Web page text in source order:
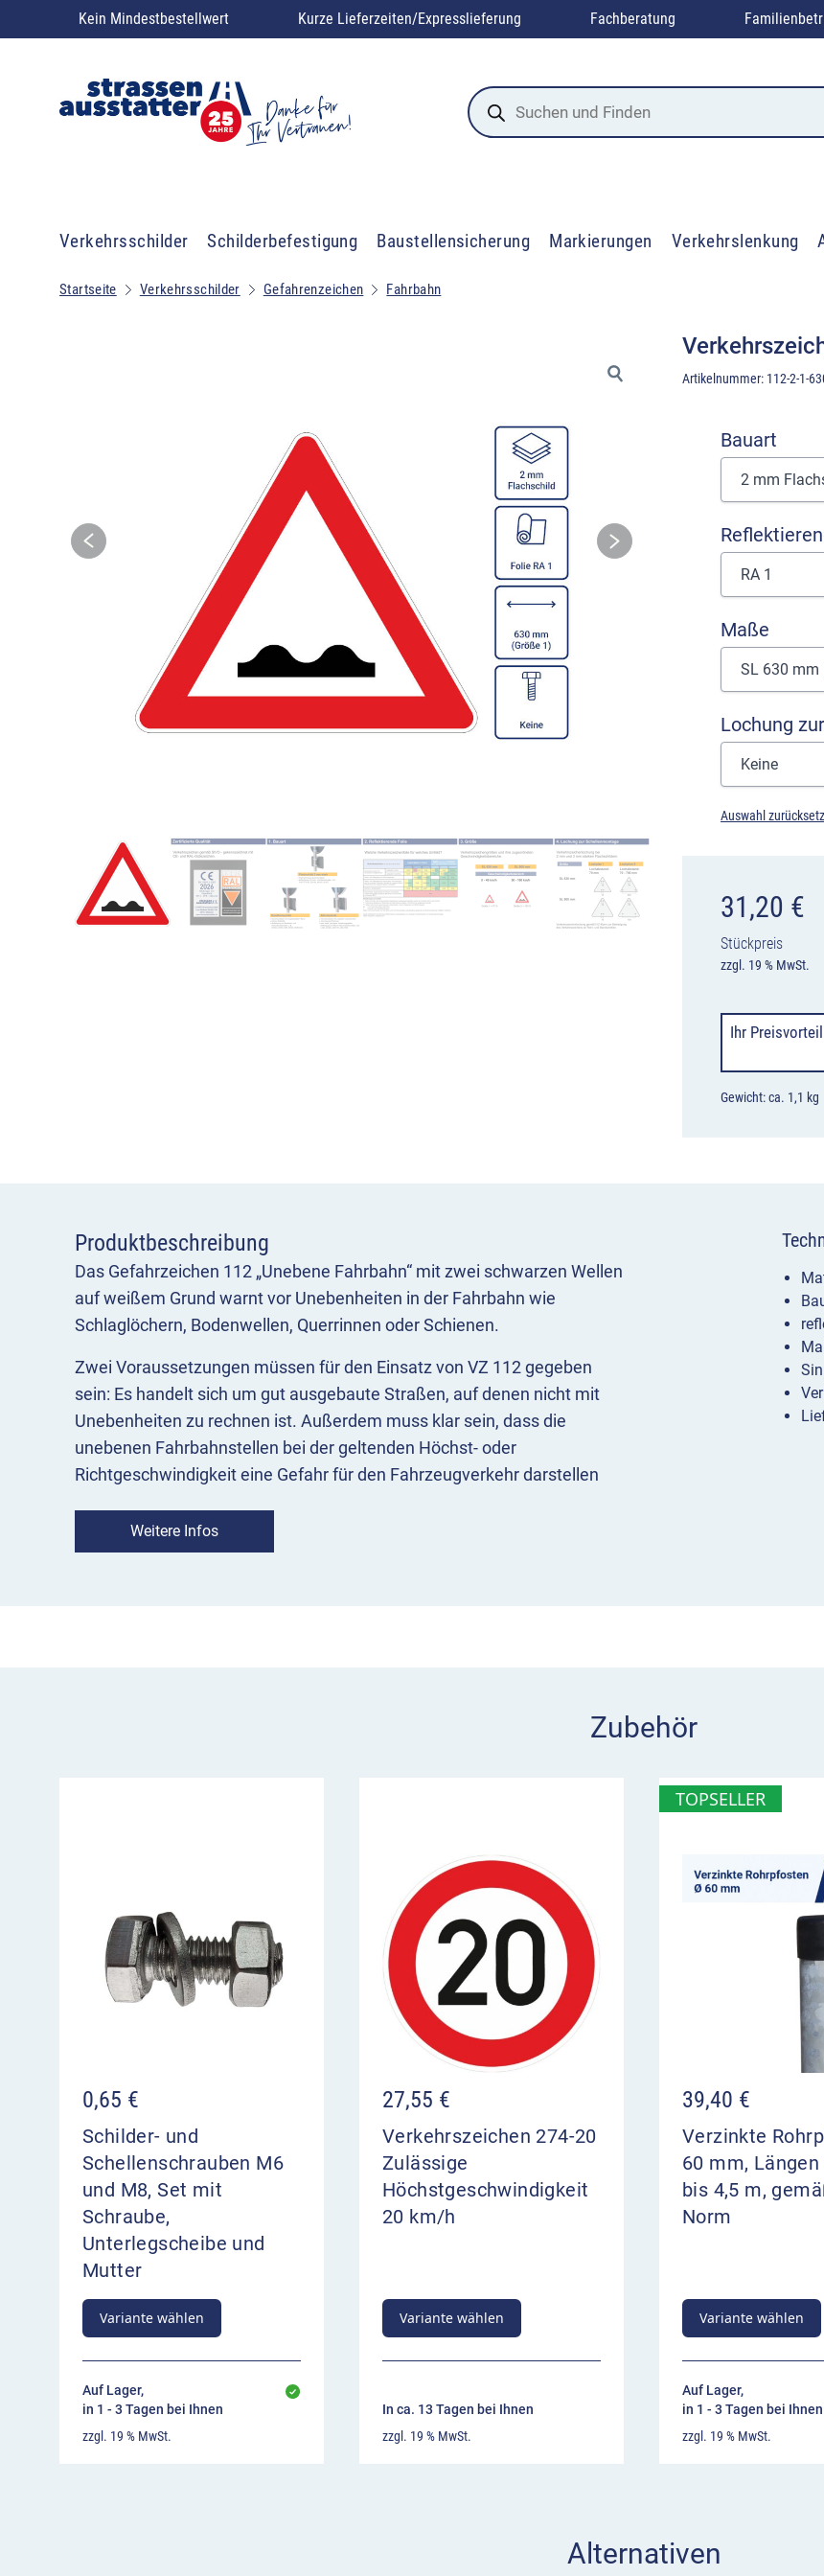
Kein Mindestbestellwert Kurze Lieferzeiten/Expresslieferung Fachberatung
Products
search
Verkehrsschilder Schilderbefestigung Baustellensicherung Markierungen Verkehrslenkung
Startseite Verkehrsschilder Gefahrenzeichen Fahrbahn
Artikelnummer: 112-2-1-
Bauart
Maße
Lochung
Auswahl
31,20 €
Stückpreis
zzgl. 19 % MwSt.
Ihr Preisvorteil
Gewicht: ca. 1,1 kg
Produktbeschreibung
Das Gefahrzeichen 112 „Unebene Fahrbahn“ mit zwei schwarzen Wellen
auf weißem Grund warnt vor Unebenheiten in der Fahrbahn wie
Schlaglöchern, Bodenwellen, Querrinnen oder Schienen.
Zwei Voraussetzungen müssen für den Einsatz von VZ 112 gegeben
sein: Es handelt sich um gut ausgebaute Straßen, auf denen nicht mit
Unebenheiten zu rechnen ist. Außerdem muss klar sein, dass die
unebenen Fahrbahnstellen bei der geltenden Höchst- oder
Richtgeschwindigkeit eine Gefahr für den Fahrzeugverkehr darstellen
Aufstellung auch vor selten befahrenen Gleisen und
Weitere Infos
Zubehör
0,65 €
Schilder- und
Schellenschrauben M6
und M8, Set mit
Schraube,
Unterlegscheibe und
Mutter
Variante wählen
Auf Lager,
in 1 - 3 Tagen bei Ihnen
zzgl. 19 % MwSt.
27,55 €
Verkehrszeichen 274-20
Zulässige
Höchstgeschwindigkeit
20 km/h
Variante wählen
In ca. 13 Tagen bei Ihnen
zzgl. 19 % MwSt.
TOPSELLER
39,40 €
Verzinkte
60 mm, Längen
bis 4,5 m,
Norm
Variante wählen
Auf Lager,
in 1 - 3 Tagen bei Ihnen
zzgl. 19 % MwSt.
Alternativen